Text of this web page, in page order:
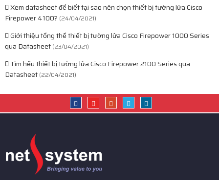
Xem datasheet để biết tại sao nên chọn thiết bị tường lửa Cisco
Firepower 4100? (24/04/2021)
Giới thiệu tổng thể thiết bị tường lửa Cisco Firepower 1000 Series
qua Datasheet (23/04/2021)
Tìm hểu thiết bị tường lửa Cisco Firepower 2100 Series qua
Datasheet (22/04/2021)